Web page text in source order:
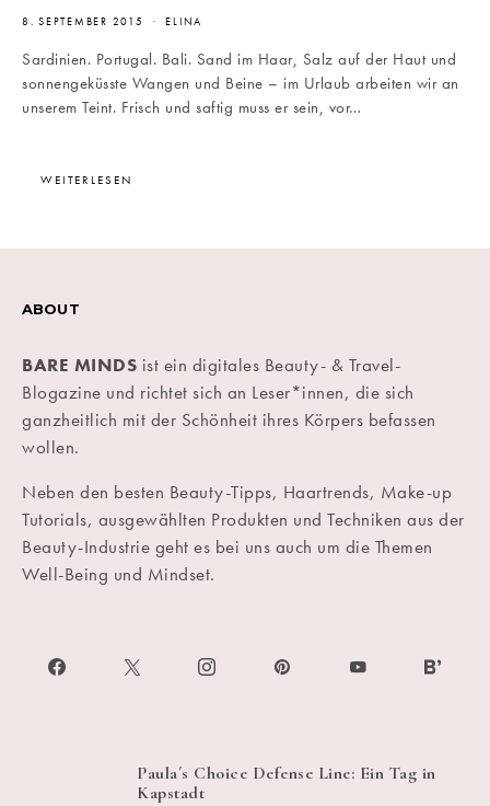
8. SEPTEMBER 2015 ELINA
Sardinien. Portugal. Bali. Sand im Haar, Salz auf der Haut und
sonnengeküsste Wangen und Beine – im Urlaub arbeiten wir an
unserem Teint. Frisch und saftig muss er sein, vor…
WEITERLESEN
ABOUT
BARE MINDS ist ein digitales Beauty- & Travel-
Blogazine und richtet sich an Leser*innen, die sich
ganzheitlich mit der Schönheit ihres Körpers befassen
wollen.
Neben den besten Beauty-Tipps, Haartrends, Make-up
Tutorials, ausgewählten Produkten und Techniken aus der
Beauty-Industrie geht es bei uns auch um die Themen
Well-Being und Mindset.
Paula´s Choice Defense Line: Ein Tag in
Kapstadt